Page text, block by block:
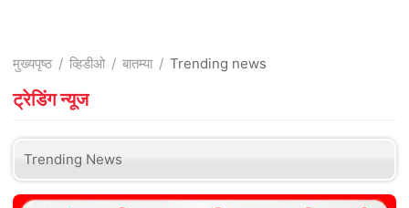
मुख्यपृष्ठ व्हिडीओ बातम्या Trending news
ट्रेडिंग न्यूज
Trending News